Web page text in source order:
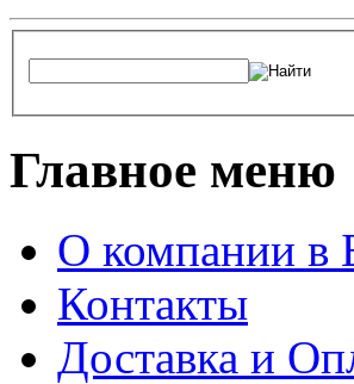
Главное меню
О компании в
Контакты
Доставка и